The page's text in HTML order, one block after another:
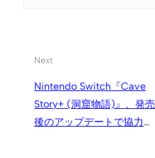
Next
Nintendo Switch『Cave
Story+ (洞窟物語)』、発売
後のアップデートで協力プ